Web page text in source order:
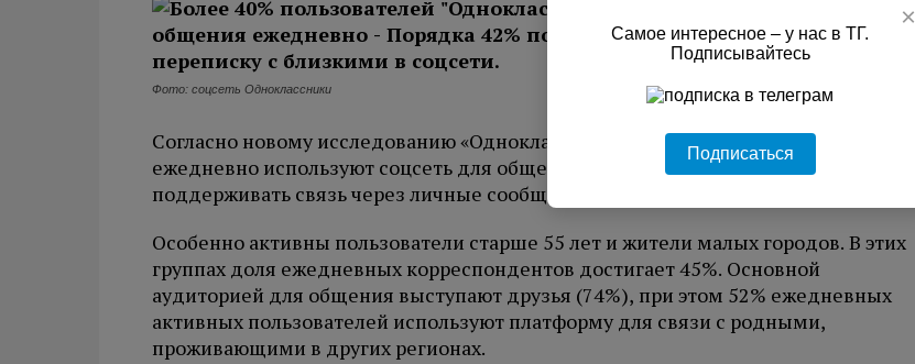
Фото: соцсеть Одноклассники
Согласно новому исследованию «Одноклассников», 42% пользователей
ежедневно используют соцсеть для общения ежедневно, предпочитая
поддерживать связь через личные сообщения и групповые чаты.
Особенно активны пользователи старше 55 лет и жители малых городов. В этих
группах доля ежедневных корреспондентов достигает 45%. Основной
аудиторией для общения выступают друзья (74%), при этом 52% ежедневных
активных пользователей используют платформу для связи с родными,
проживающими в других регионах.
×
Самое интересное – у нас в ТГ.
Подписывайтесь
Подписаться